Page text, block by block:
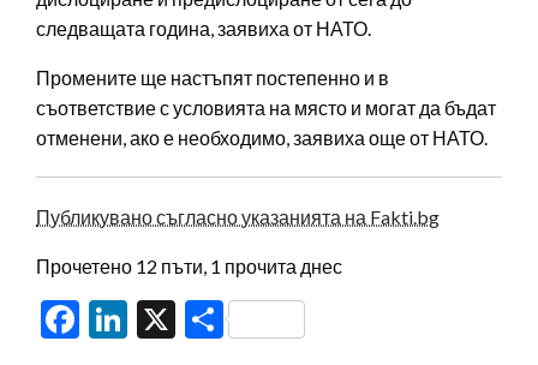
следващата година, заявиха от НАТО.
Промените ще настъпят постепенно и в
съответствие с условията на място и могат да бъдат
отменени, ако е необходимо, заявиха още от НАТО.
Публикувано съгласно указанията на Fakti.bg
Прочетено 12 пъти, 1 прочита днес
Facebook
LinkedIn
X Share